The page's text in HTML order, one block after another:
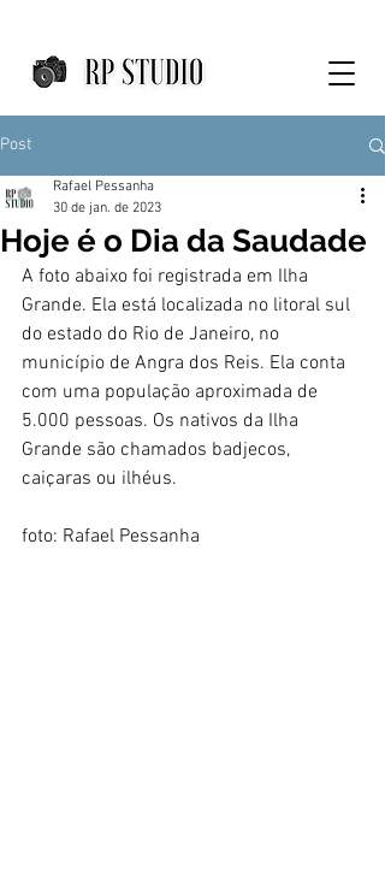
Post
Hoje é o Dia da Saudade
Rafael Pessanha
30 de jan. de 2023
A foto abaixo foi registrada em Ilha
Grande. Ela está localizada no litoral sul
do estado do Rio de Janeiro, no
município de Angra dos Reis. Ela conta
com uma população aproximada de
5.000 pessoas. Os nativos da Ilha
Grande são chamados badjecos,
caiçaras ou ilhéus.
foto: Rafael Pessanha